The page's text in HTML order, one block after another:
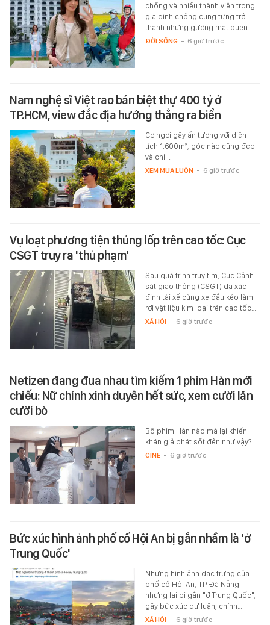
chồng và nhiều thành viên trong
gia đình chồng cũng từng trở
thành những gương mặt quen…
ĐỜI SỐNG - 6 giờ trước
Nam nghệ sĩ Việt rao bán biệt thự 400 tỷ ở
TP.HCM, view đắc địa hướng thẳng ra biển
Cơ ngơi gây ấn tượng với diện
tích 1.600m², góc nào cũng đẹp
và chill.
XEM MUA LUÔN - 6 giờ trước
Vụ loạt phương tiện thủng lốp trên cao tốc: Cục
CSGT truy ra 'thủ phạm'
Sau quá trình truy tìm, Cục Cảnh
sát giao thông (CSGT) đã xác
định tài xế cùng xe đầu kéo làm
rơi vật liệu kim loại trên cao tốc…
XÃ HỘI - 6 giờ trước
Netizen đang đua nhau tìm kiếm 1 phim Hàn mới
chiếu: Nữ chính xinh duyên hết sức, xem cười lăn
cười bò
Bộ phim Hàn nào mà lại khiến
khán giả phát sốt đến như vậy?
CINE - 6 giờ trước
Bức xúc hình ảnh phố cổ Hội An bị gắn nhầm là 'ở
Trung Quốc'
Những hình ảnh đặc trưng của
phố cổ Hội An, TP Đà Nẵng
nhưng lại bị gắn "ở Trung Quốc",
gây bức xúc dư luận, chính…
XÃ HỘI - 6 giờ trước